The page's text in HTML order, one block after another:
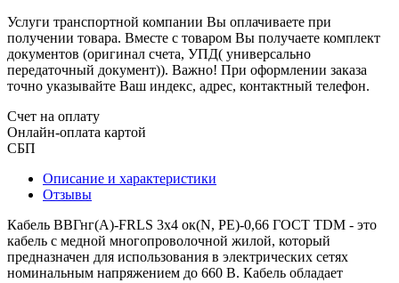
Услуги транспортной компании Вы оплачиваете при
получении товара. Вместе с товаром Вы получаете комплект
документов (оригинал счета, УПД( универсально
передаточный документ)). Важно! При оформлении заказа
точно указывайте Ваш индекс, адрес, контактный телефон.
Счет на оплату
Онлайн-оплата картой
СБП
Описание и характеристики
Отзывы
Кабель ВВГнг(А)-FRLS 3х4 ок(N, PE)-0,66 ГОСТ TDM - это
кабель с медной многопроволочной жилой, который
предназначен для использования в электрических сетях
номинальным напряжением до 660 В. Кабель обладает